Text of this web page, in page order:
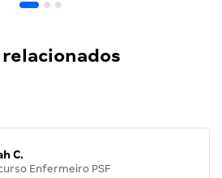
C.
Enfermeiro PSF